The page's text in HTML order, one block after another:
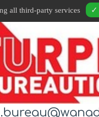
all third-party services ✓